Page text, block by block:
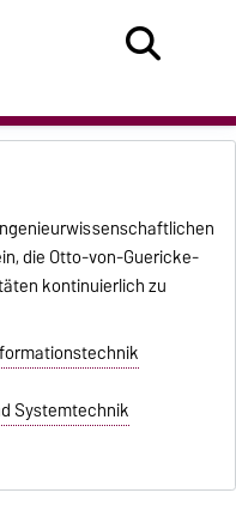
die Otto-von-Guericke-
kontinuierlich zu
Systemtechnik